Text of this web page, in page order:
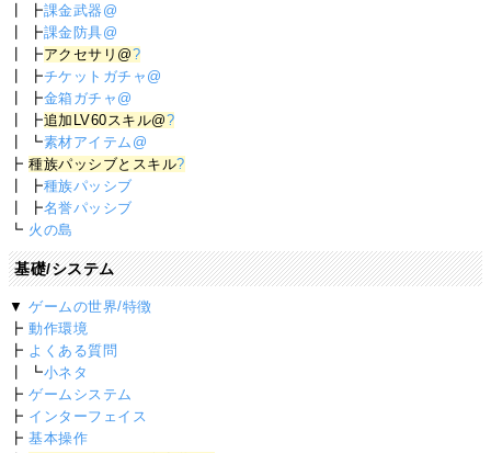
┃ ┣課金武器@
┃ ┣課金防具@
┃ ┣アクセサリ@?
┃ ┣チケットガチャ@
┃ ┣金箱ガチャ@
┃ ┣追加LV60スキル@?
┃ ┗素材アイテム@
┣種族パッシブとスキル?
┃ ┣種族パッシブ
┃ ┣名誉パッシブ
┗ 火の島
基礎/システム
▼ゲームの世界/特徴
┣動作環境
┣ よくある質問
┃ ┗小ネタ
┣ゲームシステム
┣ インターフェイス
┣基本操作